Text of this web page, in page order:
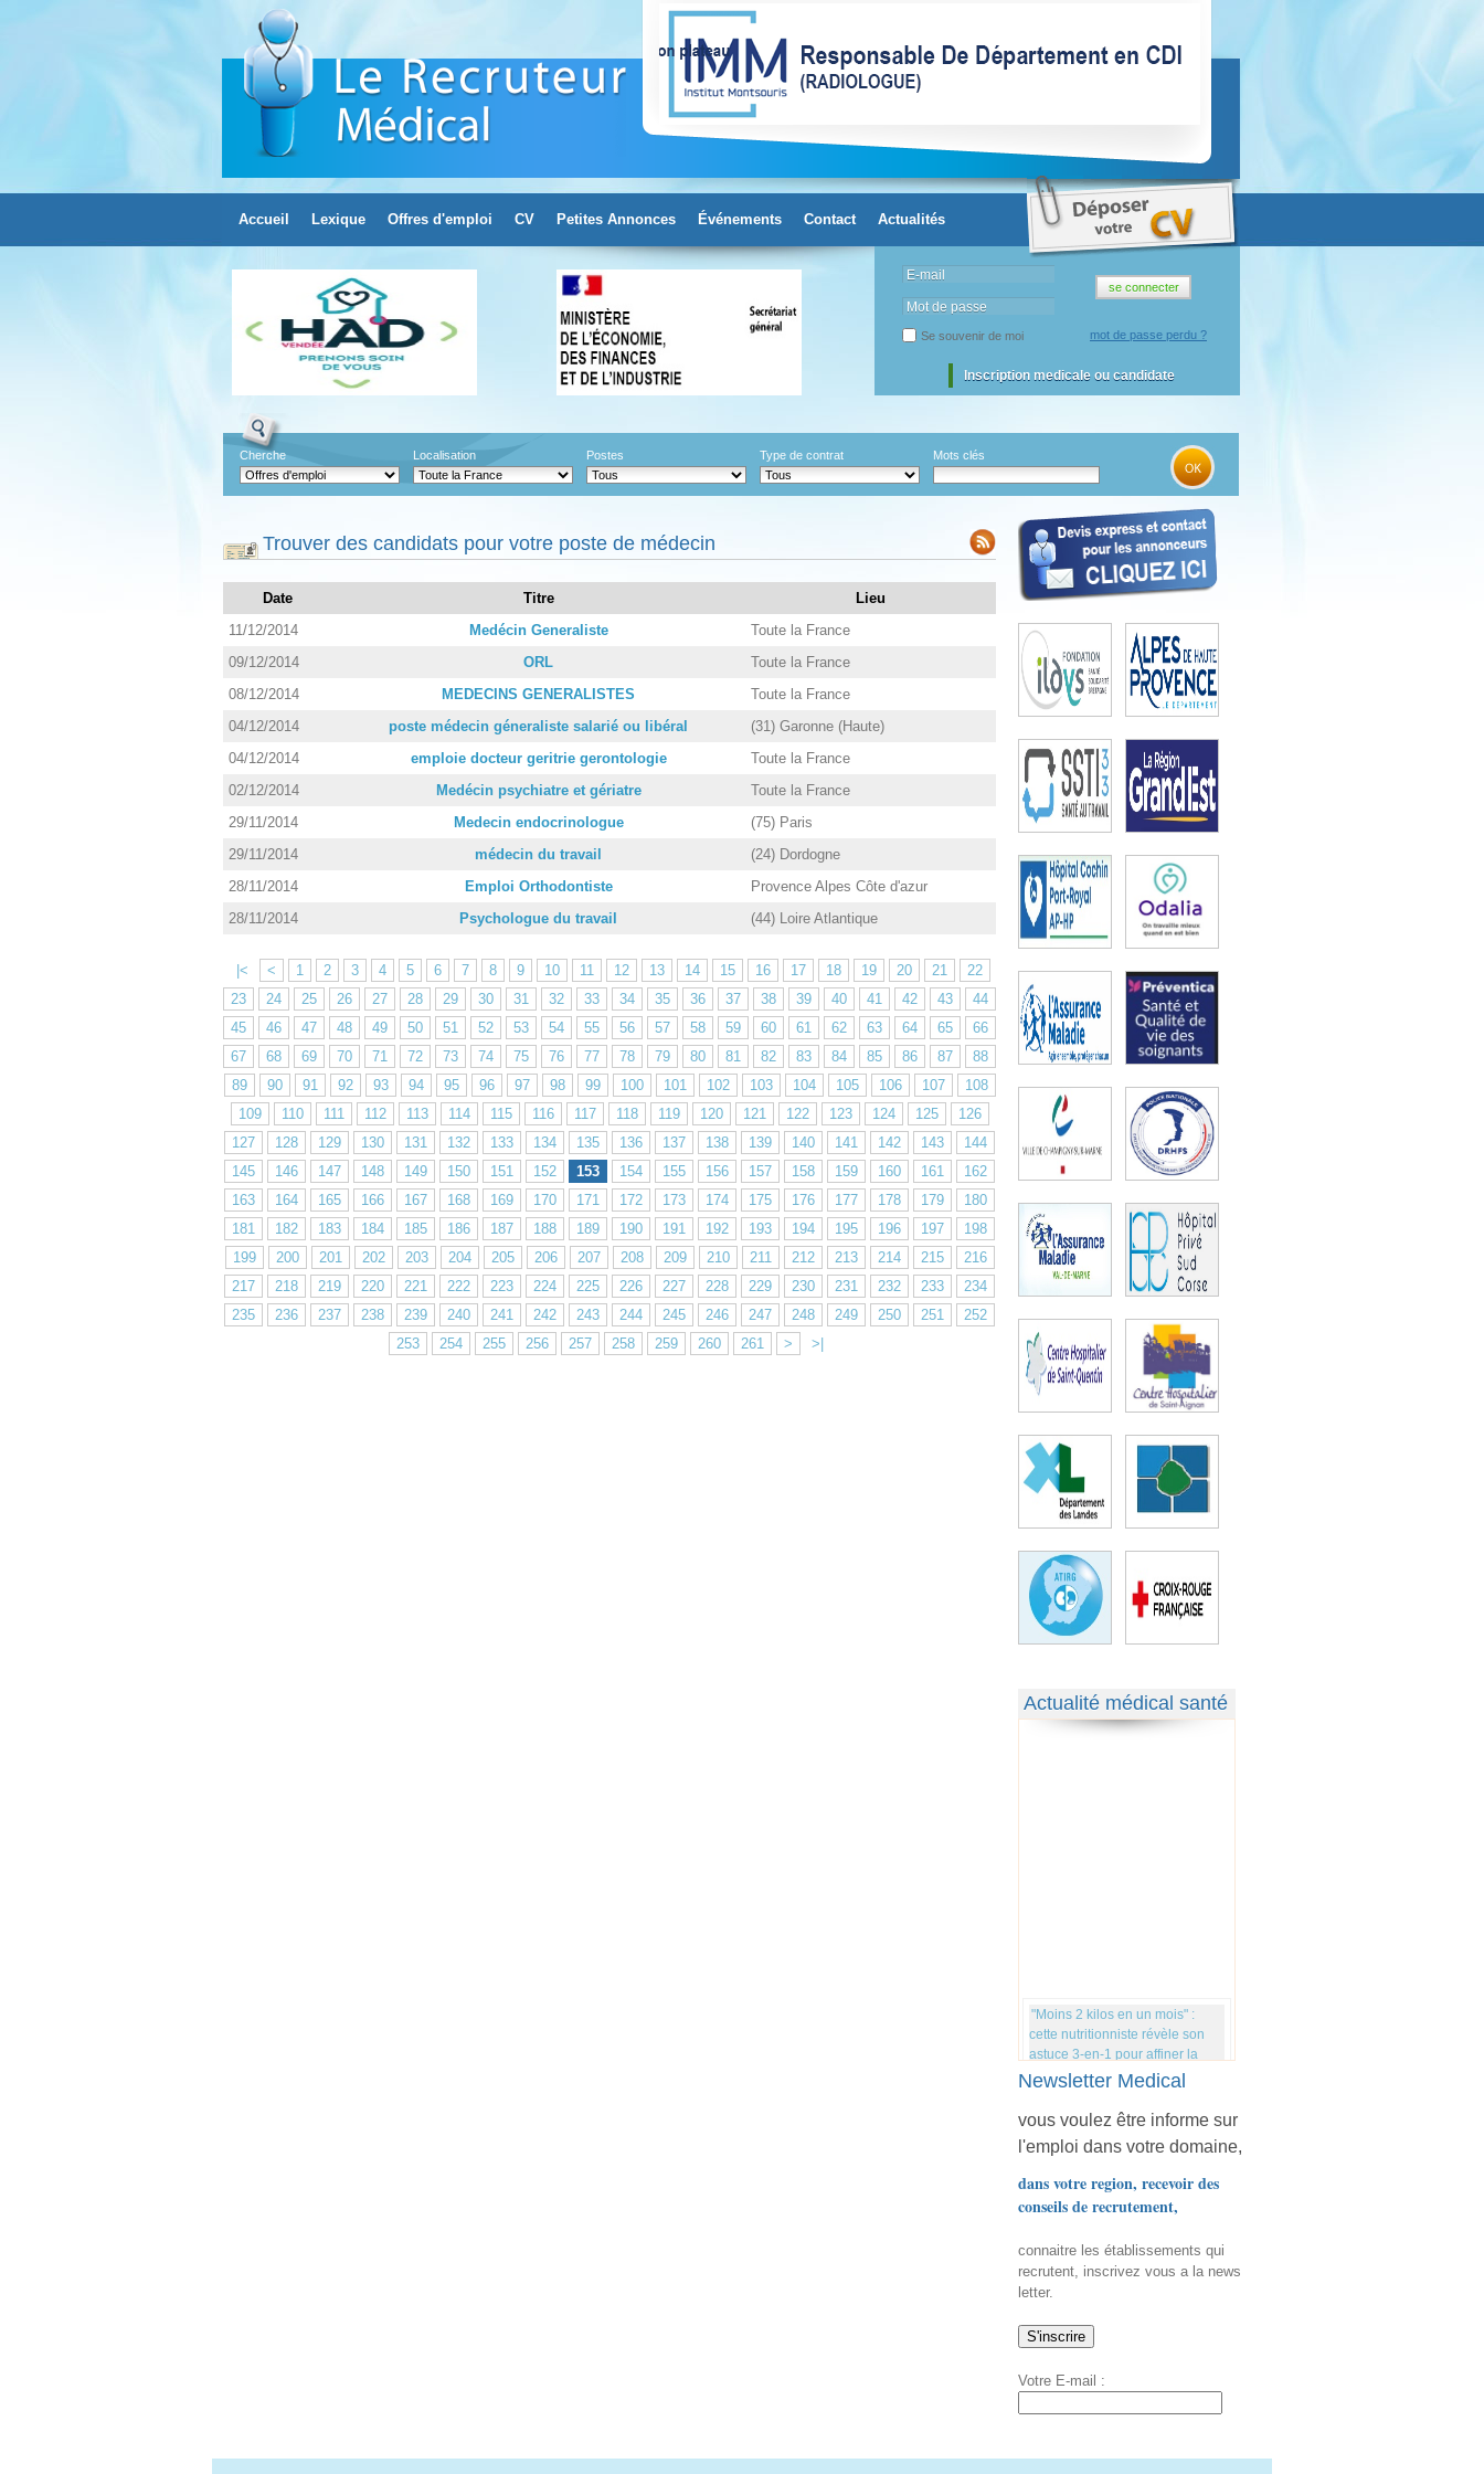
Accueil Lexique Offres d'emploi CV Petites Annonces Événements Contact Actualités
E-mail
Mot de passe
Inscription medicale ou candidate
mot de passe perdu ?
Se souvenir de moi
Cherche Localisation Postes Type de contrat Mots clés
Trouver des candidats pour votre poste de médecin
Date Titre
Lieu
11/12/2014
Medécin Generaliste
Toute la France
09/12/2014
ORL
Toute la France
08/12/2014
MEDECINS GENERALISTES
Toute la France
04/12/2014
poste médecin géneraliste salarié ou libéral
(31) Garonne (Haute)
04/12/2014
emploie docteur geritrie gerontologie
Toute la France
02/12/2014
Medécin psychiatre et gériatre
Toute la France
29/11/2014
Medecin endocrinologue
(75) Paris
29/11/2014
médecin du travail
(24) Dordogne
28/11/2014
Emploi Orthodontiste
Provence Alpes Côte d'azur
28/11/2014
Psychologue du travail (44) Loire Atlantique
|< < 1 2 3 4 5 6 7 8 9 10 11 12 13 14 15 16 17 18 19 20 21
22
23
24 25 26 27 28 29 30 31 32 33 34 35 36 37 38 39 40 41 42 43
44
45
46 47 48 49 50 51 52 53 54 55 56 57 58 59 60 61 62 63 64 65
66
67
68 69 70 71 72 73 74 75 76 77 78 79 80 81 82 83 84 85 86 87
88
89
90 91 92 93 94 95 96 97 98 99 100 101 102 103 104 105 106 107
108
109
110 111 112 113 114 115 116 117 118 119 120 121 122 123 124 125
126
127
128 129 130 131 132 133 134 135 136 137 138 139 140 141 142 143
144
145
146 147 148 149 150 151 152 153 154 155 156 157 158 159 160 161
162
163
164 165 166 167 168 169 170 171 172 173 174 175 176 177 178 179
180
181
182 183 184 185 186 187 188 189 190 191 192 193 194 195 196 197
198
199
200 201 202 203 204 205 206 207 208 209 210 211 212 213 214 215
216
217
218 219 220 221 222 223 224 225 226 227 228 229 230 231 232 233
234
235
236 237 238 239 240 241 242 243 244 245 246 247 248 249 250 251
252
253
254 255 256 257 258 259 260 261 > >|
Actualité médical santé
"Moins 2 kilos en un mois" :
cette nutritionniste révèle son
astuce 3-en-1 pour affiner la
Les chercheurs découvrent un
nouvel effet inquiétant d'une
carence en magnésium
Cancer du côlon : ce que
certains signes sur la peau
peuvent révéler, selon les
Rhumatismes : cette technique
qui stimule le nerf vague ouvre
une nouvelle piste de traitement
Newsletter Medical
vous voulez être informe sur
l'emploi dans votre domaine,
dans votre region, recevoir des
conseils de recrutement,
connaitre les établissements qui
recrutent, inscrivez vous a la news
letter.
Votre E-mail :